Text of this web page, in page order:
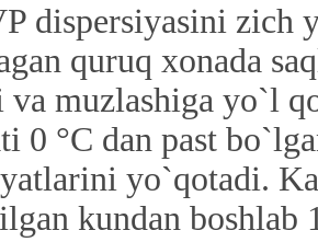
dispersiyasini zich
quruq xonada
va muzlashiga yo`l
0 °C dan past
yo`qotadi.
kundan